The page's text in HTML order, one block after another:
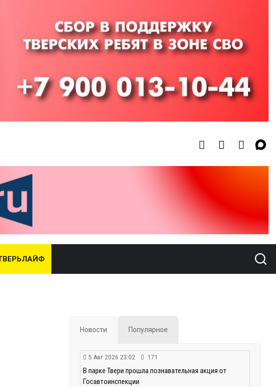
Новости Популярное
5 Авг 2026 23:02 171
В парке Твери прошла познавательная акция от
Госавтоинспекции